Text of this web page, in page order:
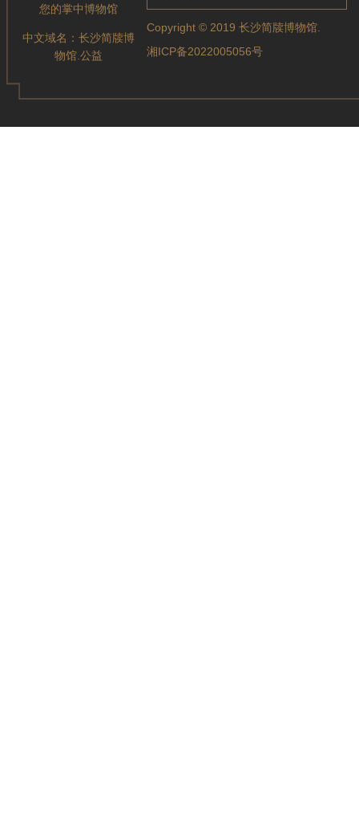
您的掌中博物馆
中文域名： 长沙简牍博
物馆.公益
Copyright © 2019 长沙简牍博物馆.
湘ICP备2022005056号